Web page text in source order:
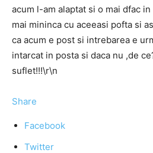
acum l-am alaptat si o mai dfac
mai mininca cu aceeasi pofta si
ca acum e post si intrebarea e
intarcat in posta si daca nu ,de
suflet!!!\r\n
Share
Facebook
Twitter